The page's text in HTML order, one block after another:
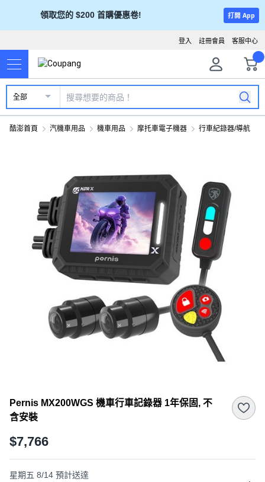
領取您的 $200 首購優惠卷! 打開 App
客服中心
註冊會員
登入
全部
酷澎首頁 汽機車用品 機車用品 摩托車電子機器 行車紀錄器/導航
Pernis MX200WGS 機車行車記錄器 1年保固, 不
含安裝
$7,766
星期五 8/14 預計送達